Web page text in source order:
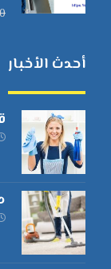
أحدث الأخبار